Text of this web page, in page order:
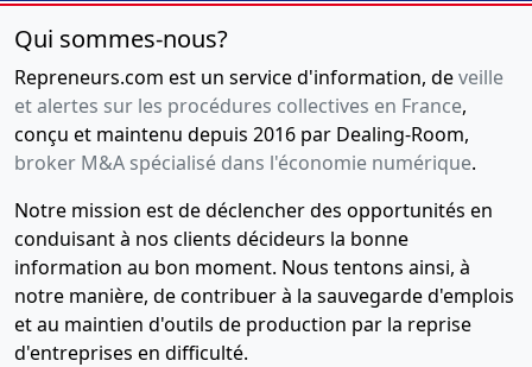
Qui sommes-nous?
Repreneurs.com est un service d'information, deveille
et alertes sur les procédures collectives en France,
conçu et maintenu depuis 2016 par Dealing-Room,
broker M&A spécialisé dans l'économie numérique.
Notre mission est de déclencher des opportunités en
conduisant à nos clients décideurs la bonne
information au bon moment. Nous tentons ainsi, à
notre manière, de contribuer à la sauvegarde d'emplois
et au maintien d'outils de production par la reprise
d'entreprises en difficulté.